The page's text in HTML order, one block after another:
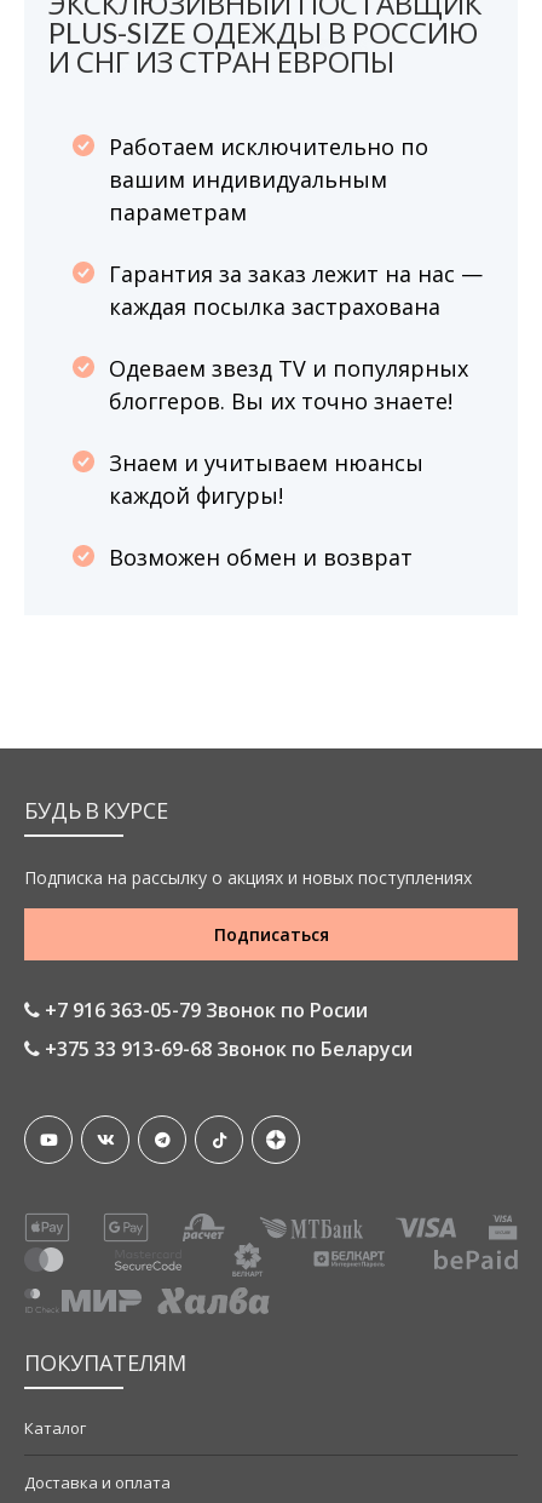
PLUS-SIZE ОДЕЖДЫ В РОССИЮ
И СНГ ИЗ СТРАН ЕВРОПЫ
Работаем исключительно по
вашим индивидуальным
параметрам
Гарантия за заказ лежит на нас —
каждая посылка застрахована
Одеваем звезд TV и популярных
блоггеров. Вы их точно знаете!
Знаем и учитываем нюансы
каждой фигуры!
Возможен обмен и возврат
БУДЬ В КУРСЕ
Подписка на рассылку о акциях и новых поступлениях
Подписаться
+7 916 363-05-79 Звонок по Росии
+375 33 913-69-68 Звонок по Беларуси
ПОКУПАТЕЛЯМ
Каталог
Доставка и оплата